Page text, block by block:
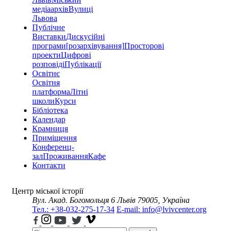
медіаархівВулиці
Львова
Публічне
ВиставкиДискусійні
програми[розархівування]Просторові
проектиЦифрові
розповідіПублікації
Освітнє
Освітня
платформаЛітні
школиКурси
Бібліотека
Календар
Крамниця
Приміщення
Конференц-
залПроживанняКафе
Контакти
Центр міської історії
Вул. Акад. Богомольця 6 Львів 79005, Україна
Тел.: +38-032-275-17-34 E-mail: info@lvivcenter.org